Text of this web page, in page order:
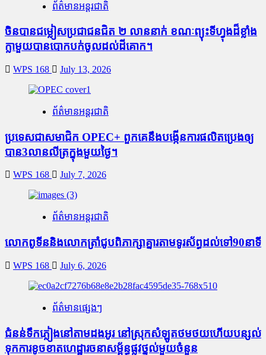
ព័ត៌មានអន្តរជាតិ
ចិនបានជម្លៀសប្រជាជនជិត ២ លាននាក់ ខណៈព្យុះទីហ្វុងដ៏ខ្លាំង
ក្លាមួយបានបោកបក់ចូលដល់ដីគោក។
WPS 168 July 13, 2026
ព័ត៌មានអន្តរជាតិ
ប្រទេសជាសមាជិក OPEC+​ ពួកគេនឹងបង្កើនការផលិតប្រេងឲ្យ
បាន3លានលីត្រក្នុងមួយថ្ងៃ។
WPS 168 July 7, 2026
ព័ត៌មានអន្តរជាតិ
លោកពូទីននិងលោកត្រាំជូបពិភាក្សាគ្នារតាមទូរស័ព្ធដល់ទៅ90នាទី
WPS 168 July 6, 2026
ព័ត៌មានផ្សេងៗ
ជំនន់​ទឹកភ្លៀង​នៅ​តាម​ដងអូរ​ នៅ​ស្រុក​សំឡូត​ថមថយ​ហើយ​បន្សល់​
ទុក​ការ​ខូចខាត​ហេដ្ឋារចនាសម្ព័ន្ធ​ផ្លូវថ្នល់​មួយ​ចំនួន